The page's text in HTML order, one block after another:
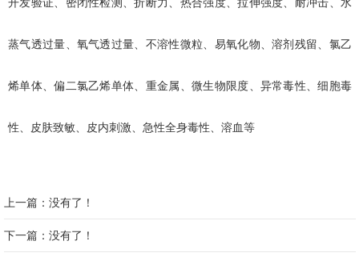
蒸气透过量、氧气透过量、不溶性微粒、易氧化物、溶剂残留、氯乙
烯单体、偏二氯乙烯单体、重金属、微生物限度、异常毒性、细胞毒
性、皮肤致敏、皮内刺激、急性全身毒性、溶血等
上一篇：没有了！
下一篇：没有了！